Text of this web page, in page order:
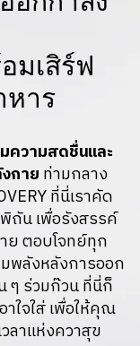
มเสิร์ฟ
หาร
ความสดชื่นและ
กาย ท่ามกลาง
ที่นี่เราคัด
น เพื่อรังสรรค์
ย ตอบโจทย์ทุก
พลังหลังการออก
ๆ ร่วมก๊วน ที่นี่ก็
ใจใส่ เพื่อให้คุณ
ลาแห่งควาสุข